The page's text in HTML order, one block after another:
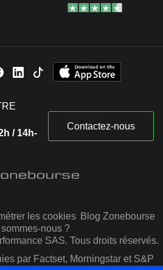
/ 14h-
Contactez-nous
les cookies Blog Zonebourse
nous ?
SAS. Tous droits réservés.
par Factset, Morningstar et S&P